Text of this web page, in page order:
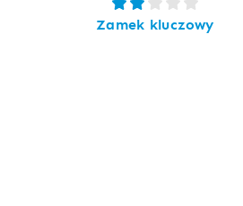
Zamek kluczowy